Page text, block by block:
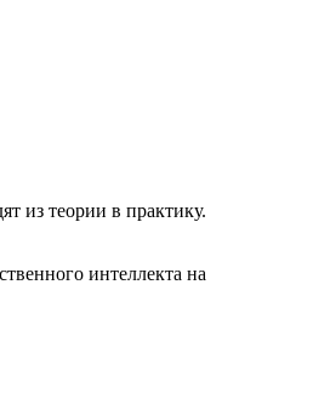
из теории в практику.
интеллекта на